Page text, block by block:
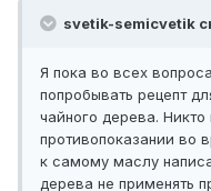
svetik-semicvetik
Я пока во всех
попробывать рецепт
чайного дерева. Никто
противопоказании во
к самому маслу
дерева не применять